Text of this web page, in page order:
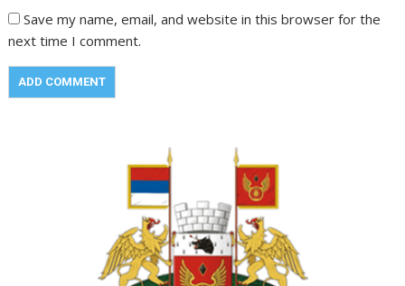
Save my name, email, and website in this browser for the
next time I comment.